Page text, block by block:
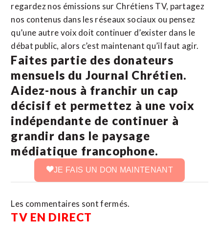
regardez nos émissions sur Chrétiens TV, partagez
nos contenus dans les réseaux sociaux ou pensez
qu’une autre voix doit continuer d’exister dans le
débat public, alors c’est maintenant qu’il faut agir.
Faites partie des donateurs
mensuels du Journal Chrétien.
Aidez-nous à franchir un cap
décisif et permettez à une voix
indépendante de continuer à
grandir dans le paysage
médiatique francophone.
JE FAIS UN DON MAINTENANT
Les commentaires sont fermés.
TV EN DIRECT